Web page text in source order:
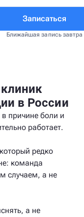
Записаться
Ближайшая запись завтра
в России
причине боли и
работает.
редко
команда
случаем, а не
а не